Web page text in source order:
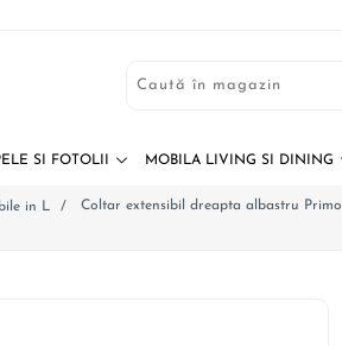
SI FOTOLII MOBILA LIVING SI DINING
in L / Coltar extensibil dreapta albastru Primo